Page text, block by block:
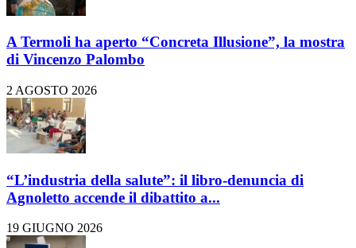
A Termoli ha aperto “Concreta Illusione”, la mostra
di Vincenzo Palombo
2 AGOSTO 2026
“L’industria della salute”: il libro-denuncia di
Agnoletto accende il dibattito a...
19 GIUGNO 2026